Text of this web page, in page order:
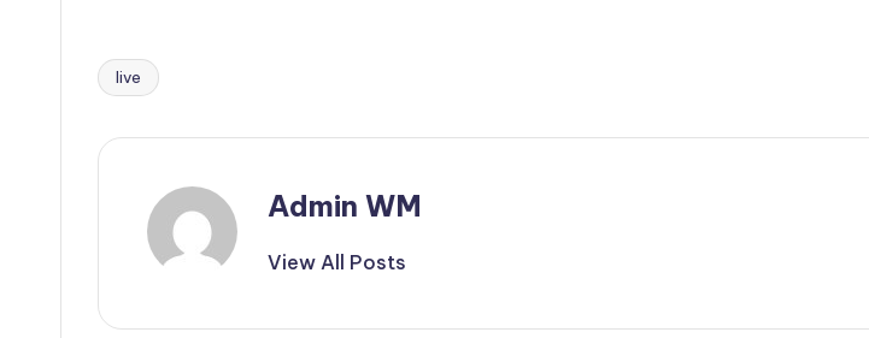
Tags:
live
Admin WM
View All Posts